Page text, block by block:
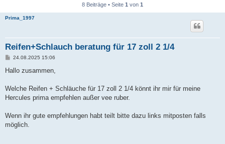
8 Beiträge • Seite 1 von 1
Prima_1997
Reifen+Schlauch beratung für 17 zoll 2 1/4
B
i
a
24.08.2025 15:06
Hallo zusammen,
Welche Reifen + Schläuche für 17 zoll 2 1/4 könnt ihr mir für meine
Hercules prima empfehlen außer vee ruber.
Wenn ihr gute empfehlungen habt teilt bitte dazu links mitposten falls
möglich.